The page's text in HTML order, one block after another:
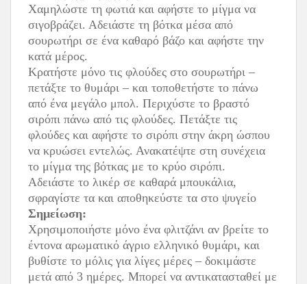
Χαμηλώστε τη φωτιά και αφήστε το μίγμα να
σιγοβράζει. Αδειάστε τη βότκα μέσα από
σουρωτήρι σε ένα καθαρό βάζο και αφήστε την
κατά μέρος.
Κρατήστε μόνο τις φλούδες στο σουρωτήρι –
πετάξτε το θυμάρι – και τοποθετήστε το πάνω
από ένα μεγάλο μπολ. Περιχύστε το βραστό
σιρόπι πάνω από τις φλούδες. Πετάξτε τις
φλούδες και αφήστε το σιρόπι στην άκρη ώσπου
να κρυώσει εντελώς. Ανακατέψτε στη συνέχεια
το μίγμα της βότκας με το κρύο σιρόπι.
Αδειάστε το λικέρ σε καθαρά μπουκάλια,
σφραγίστε τα και αποθηκεύστε τα στο ψυγείο
Σημείωση:
Χρησιμοποιήστε μόνο ένα φλιτζάνι αν βρείτε το
έντονα αρωματικό άγριο ελληνικό θυμάρι, και
βυθίστε το μόλις για λίγες μέρες – δοκιμάστε
μετά από 3 ημέρες. Μπορεί να αντικατασταθεί με